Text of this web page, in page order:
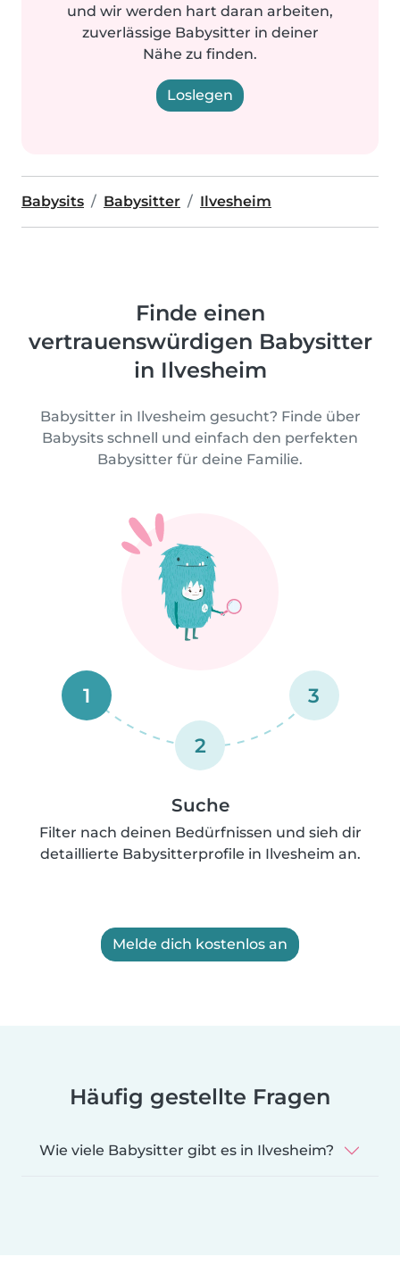
und wir werden hart daran arbeiten,
zuverlässige Babysitter in deiner
Nähe zu finden.
Loslegen
Babysits Babysitter Ilvesheim
Finde einen
vertrauenswürdigen Babysitter
in Ilvesheim
Babysitter in Ilvesheim gesucht? Finde über
Babysits schnell und einfach den perfekten
Babysitter für deine Familie.
1
2
3
Suche
Filter nach deinen Bedürfnissen und sieh dir
detaillierte Babysitterprofile in Ilvesheim an.
Melde dich kostenlos an
Häufig gestellte Fragen
Wie viele Babysitter gibt es in Ilvesheim?